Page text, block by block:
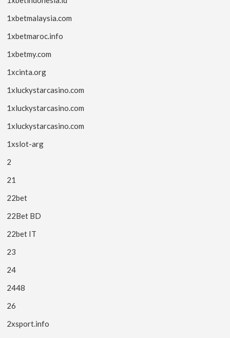
1xbetmalaysia.com
1xbetmaroc.info
1xbetmy.com
1xcinta.org
1xluckystarcasino.com
1xluckystarcasino.com
1xluckystarcasino.com
1xslot-arg
2
21
22bet
22Bet BD
22bet IT
23
24
2448
26
2xsport.info